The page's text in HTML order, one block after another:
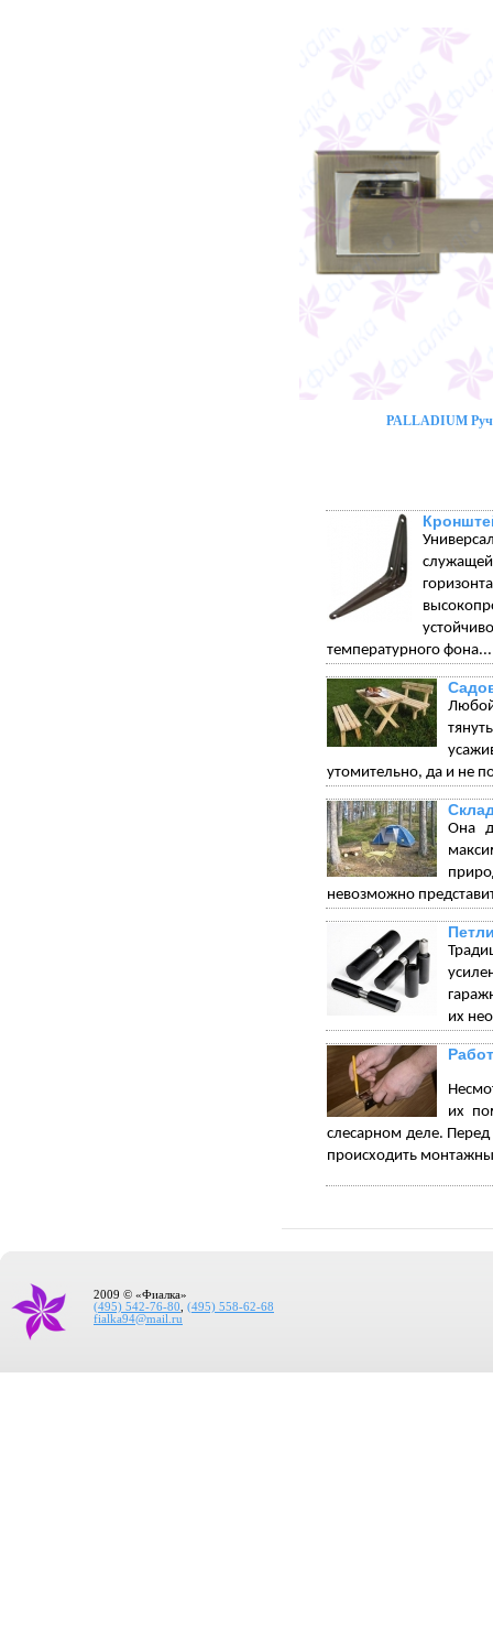
PALLADIUM
температурного фона...
утомительно, да и не
Она
невозможно
их
их
слесарном деле. Перед
происходить
2009 © «Фиалка»
(495) 542-76-80
(495) 558-62-68
fialka94@mail.ru